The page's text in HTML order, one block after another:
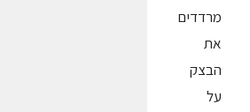
מרדדים
את
הבצק
על